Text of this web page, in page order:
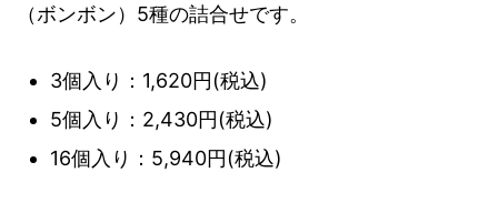
（ボンボン）5種の詰合せです。
3個入り：1,620円(税込)
5個入り：2,430円(税込)
16個入り：5,940円(税込)